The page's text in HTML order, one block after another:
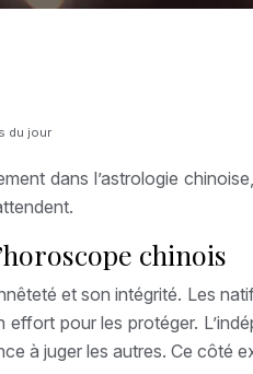
du jour
dans l’astrologie
chinois
et son intégrité. Les
pour les protéger.
à juger les autres. Ce